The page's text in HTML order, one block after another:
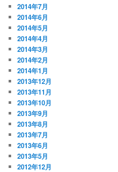
2014年7月
2014年6月
2014年5月
2014年4月
2014年3月
2014年2月
2014年1月
2013年12月
2013年11月
2013年10月
2013年9月
2013年8月
2013年7月
2013年6月
2013年5月
2012年12月